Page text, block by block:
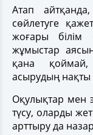
Атап
сөйлетуге
жоғары білім
жұмыстар
қана қоймай,
асырудың
Оқулықтар мен
түсу, оларды
арттыру да